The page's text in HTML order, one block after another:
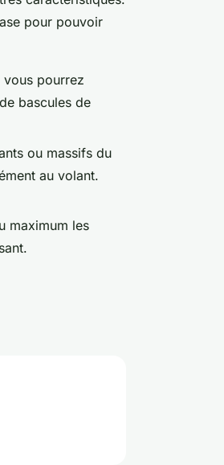
pour pouvoir
vous pourrez
bascules de
ou massifs du
au volant.
maximum les